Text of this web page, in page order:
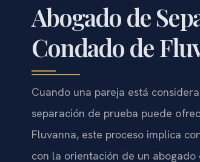
Abogado de
Condado de
Cuando una pareja está
separación de prueba puede
Fluvanna, este proceso implica
con la orientación de un